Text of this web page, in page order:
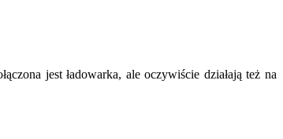
jest ładowarka, ale oczywiście działają też na